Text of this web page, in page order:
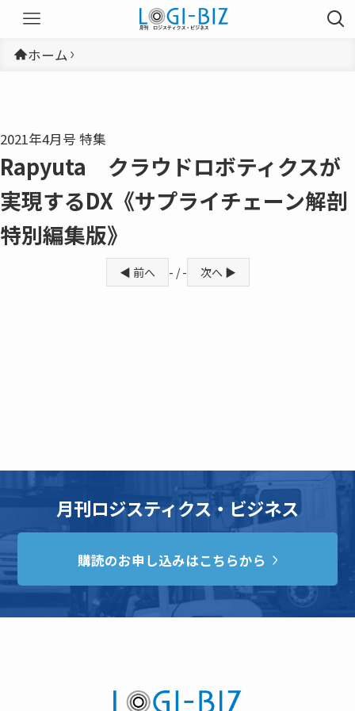
ホーム
2021年4月号 特集
Rapyuta クラウドロボティクスが
実現するDX《サプライチェーン解剖
特別編集版》
◀ 前へ - / - 次へ ▶
月刊ロジスティクス・ビジネス
購読のお申し込みはこちらから